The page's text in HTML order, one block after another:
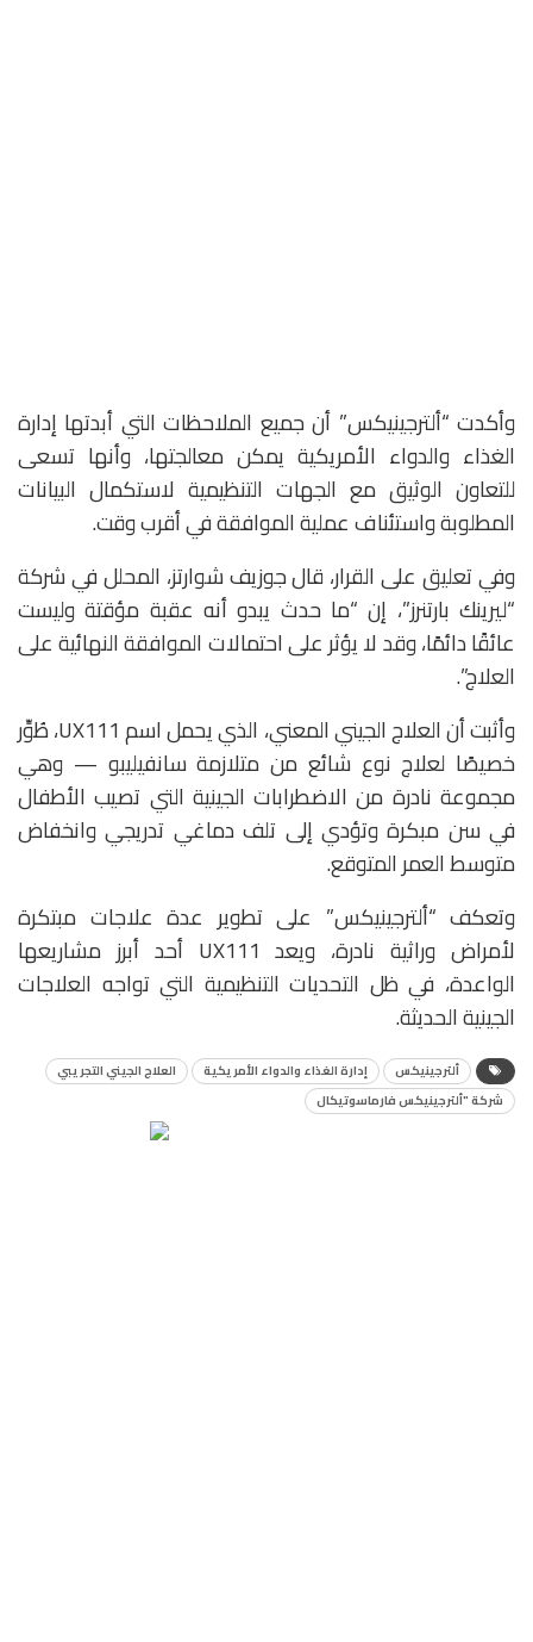
وأكدت “ألترجينيكس” أن جميع الملاحظات التي أبدتها إدارة
الغذاء والدواء الأمريكية يمكن معالجتها، وأنها تسعى
للتعاون الوثيق مع الجهات التنظيمية لاستكمال البيانات
المطلوبة واستئناف عملية الموافقة في أقرب وقت.
وفي تعليق على القرار، قال جوزيف شوارتز، المحلل في شركة
“ليرينك بارتنرز”، إن “ما حدث يبدو أنه عقبة مؤقتة وليست
عائقًا دائمًا، وقد لا يؤثر على احتمالات الموافقة النهائية على
العلاج”.
وأثبت أن العلاج الجيني المعني، الذي يحمل اسم UX111، طُوِّر
خصيصًا لعلاج نوع شائع من متلازمة سانفيليبو — وهي
مجموعة نادرة من الاضطرابات الجينية التي تصيب الأطفال
في سن مبكرة وتؤدي إلى تلف دماغي تدريجي وانخفاض
متوسط العمر المتوقع.
وتعكف “ألترجينيكس” على تطوير عدة علاجات مبتكرة
لأمراض وراثية نادرة، ويعد UX111 أحد أبرز مشاريعها
الواعدة، في ظل التحديات التنظيمية التي تواجه العلاجات
الجينية الحديثة.
ألترجينيكس إدارة الغذاء والدواء الأمريكية
العلاج الجيني التجريبي
شركة "ألترجينيكس فارماسوتيكال